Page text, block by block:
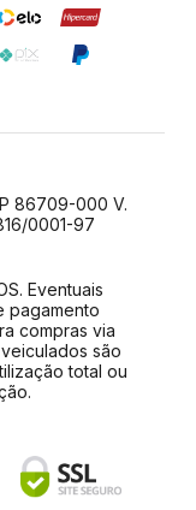
86709-000 V.
0001-97
Eventuais
pagamento
compras via
são
total ou